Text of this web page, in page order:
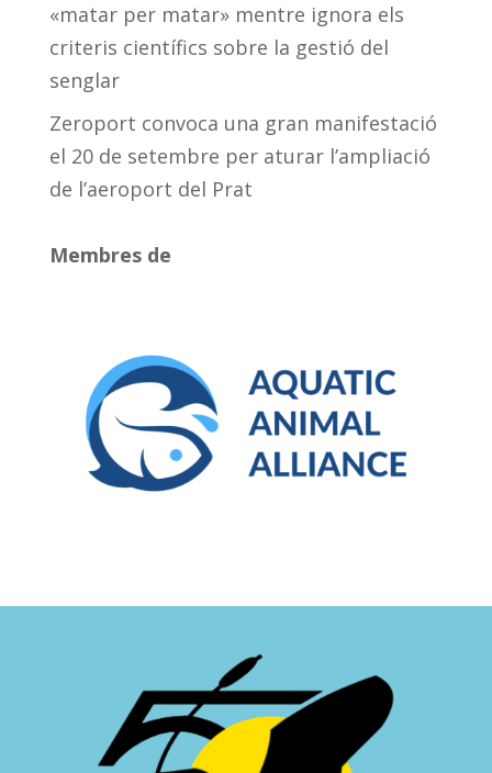
«matar per matar» mentre ignora els
criteris científics sobre la gestió del
senglar
Zeroport convoca una gran manifestació
el 20 de setembre per aturar l’ampliació
de l’aeroport del Prat
Membres de